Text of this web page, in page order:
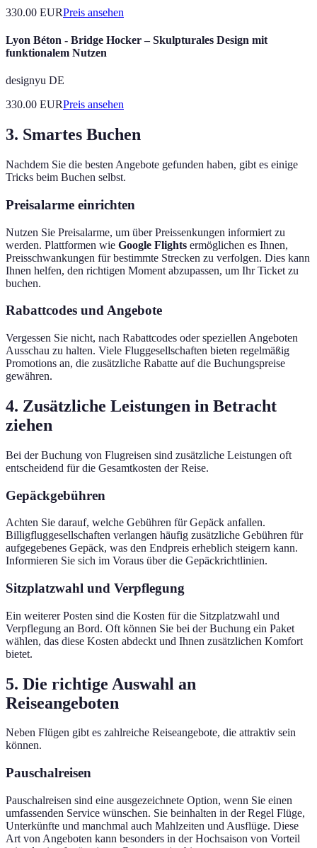
330.00 EURPreis ansehen
Lyon Béton - Bridge Hocker – Skulpturales Design mit
funktionalem Nutzen
designyu DE
330.00 EURPreis ansehen
3. Smartes Buchen
Nachdem Sie die besten Angebote gefunden haben, gibt es einige
Tricks beim Buchen selbst.
Preisalarme einrichten
Nutzen Sie Preisalarme, um über Preissenkungen informiert zu
werden. Plattformen wie Google Flights ermöglichen es Ihnen,
Preisschwankungen für bestimmte Strecken zu verfolgen. Dies kann
Ihnen helfen, den richtigen Moment abzupassen, um Ihr Ticket zu
buchen.
Rabattcodes und Angebote
Vergessen Sie nicht, nach Rabattcodes oder speziellen Angeboten
Ausschau zu halten. Viele Fluggesellschaften bieten regelmäßig
Promotions an, die zusätzliche Rabatte auf die Buchungspreise
gewähren.
4. Zusätzliche Leistungen in Betracht
ziehen
Bei der Buchung von Flugreisen sind zusätzliche Leistungen oft
entscheidend für die Gesamtkosten der Reise.
Gepäckgebühren
Achten Sie darauf, welche Gebühren für Gepäck anfallen.
Billigfluggesellschaften verlangen häufig zusätzliche Gebühren für
aufgegebenes Gepäck, was den Endpreis erheblich steigern kann.
Informieren Sie sich im Voraus über die Gepäckrichtlinien.
Sitzplatzwahl und Verpflegung
Ein weiterer Posten sind die Kosten für die Sitzplatzwahl und
Verpflegung an Bord. Oft können Sie bei der Buchung ein Paket
wählen, das diese Kosten abdeckt und Ihnen zusätzlichen Komfort
bietet.
5. Die richtige Auswahl an
Reiseangeboten
Neben Flügen gibt es zahlreiche Reiseangebote, die attraktiv sein
können.
Pauschalreisen
Pauschalreisen sind eine ausgezeichnete Option, wenn Sie einen
umfassenden Service wünschen. Sie beinhalten in der Regel Flüge,
Unterkünfte und manchmal auch Mahlzeiten und Ausflüge. Diese
Art von Angeboten kann besonders in der Hochsaison von Vorteil